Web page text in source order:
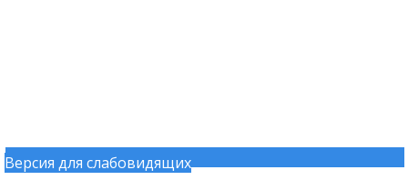
Версия для слабовидящих Перейти к содержимому